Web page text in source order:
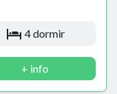
4 dormir
+ info